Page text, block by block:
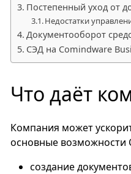
Постепенный уход от
Недостатки
Документооборот
СЭД на Comindware
Что даёт
Компания может
основные возможности
создание